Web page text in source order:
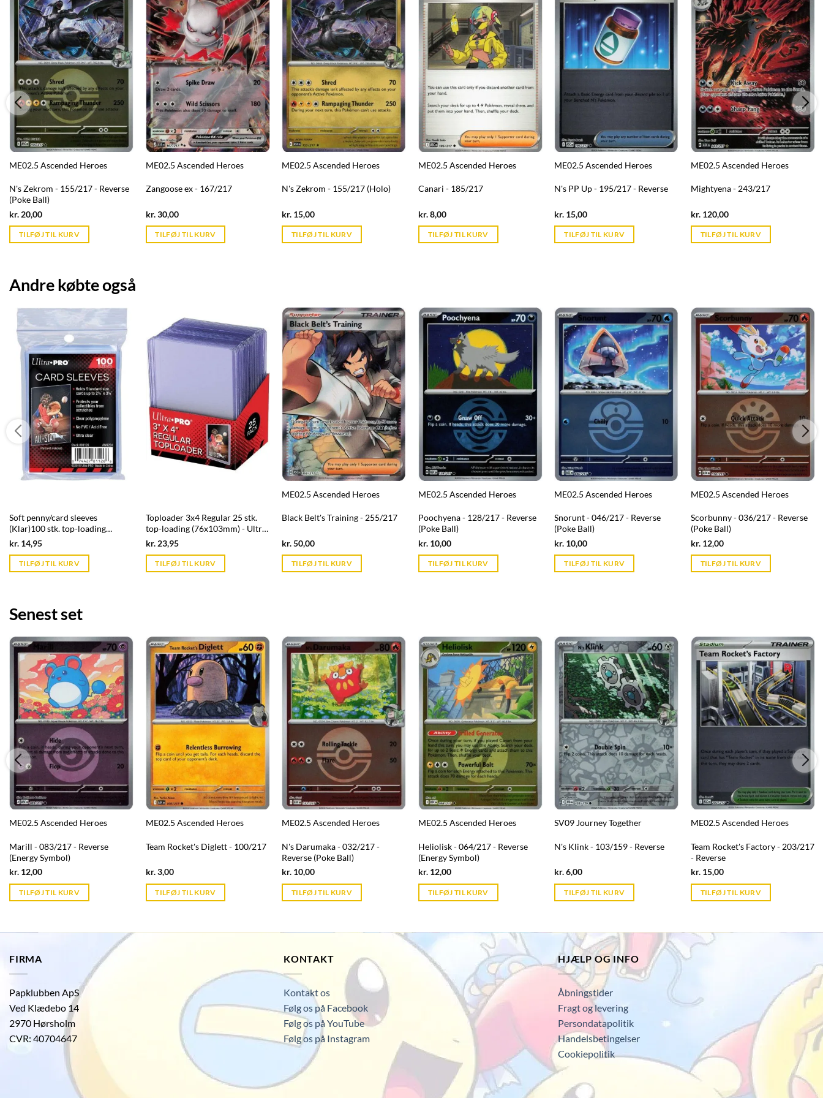
ME02.5 Ascended Heroes
N's Zekrom - 155/217 - Reverse
(Poke Ball)
kr. 20,00Current
is:
kr. 39,95.
TILFØJ TIL KURV
ME02.5 Ascended Heroes
Zangoose ex - 167/217
kr.30,00Current
is:
kr. 39,95.
TILFØJ TIL KURV
ME02.5 Ascended Heroes
N's Zekrom - 155/217 (Holo)
kr. 15,00Current
is:
kr. 39,95.
TILFØJ TIL KURV
ME02.5 Ascended Heroes
Canari - 185/217
kr.8,00Current
is:
kr. 39,95.
TILFØJ TIL KURV
ME02.5 Ascended Heroes
N's PP Up - 195/217 - Reverse
kr. 15,00Current
is:
kr. 39,95.
TILFØJ TIL KURV
ME02.5 Ascended Heroes
Mightyena - 243/217
kr.120,00Current
is:
kr. 39,95.
TILFØJ TIL KURV
Andre købte også
Soft penny/card sleeves
(Klar)100 stk. top-loading
(66,7x92mm) - Ultra Pro
kr. 14,95Current
is:
kr. 39,95.
TILFØJ TIL KURV
Toploader 3x4 Regular 25 stk.
top-loading (76x103mm) - Ultra
Pro
kr.23,95Current
is:
kr. 39,95.
TILFØJ TIL KURV
ME02.5 Ascended Heroes
Black Belt's Training - 255/217
kr.50,00Current
is:
kr. 39,95.
TILFØJ TIL KURV
ME02.5 Ascended Heroes
Poochyena - 128/217 - Reverse
(Poke Ball)
kr.10,00Current
is:
kr. 39,95.
TILFØJ TIL KURV
ME02.5 Ascended Heroes
Snorunt - 046/217 - Reverse
(Poke Ball)
kr. 10,00Current
is:
kr. 39,95.
TILFØJ TIL KURV
ME02.5 Ascended Heroes
Scorbunny - 036/217 - Reverse
(Poke Ball)
kr.12,00Current
is:
kr. 39,95.
TILFØJ TIL KURV
Senest set
ME02.5 Ascended Heroes
Marill - 083/217 - Reverse
(Energy Symbol)
kr. 12,00Current
is:
kr. 39,95.
TILFØJ TIL KURV
ME02.5 Ascended Heroes
Team Rocket's Diglett - 100/217
kr.3,00Current
is:
kr. 39,95.
TILFØJ TIL KURV
ME02.5 Ascended Heroes
N's Darumaka - 032/217 -
Reverse (Poke Ball)
kr. 10,00Current
is:
kr. 39,95.
TILFØJ TIL KURV
ME02.5 Ascended Heroes
Heliolisk - 064/217 - Reverse
(Energy Symbol)
kr.12,00Current
is:
kr. 39,95.
TILFØJ TIL KURV
SV09 Journey Together
N's Klink - 103/159 - Reverse
kr.6,00Current
is:
kr. 39,95.
TILFØJ TIL KURV
ME02.5 Ascended Heroes
Team Rocket's Factory - 203/217
- Reverse
kr.15,00Current
is:
kr. 39,95.
TILFØJ TIL KURV
FIRMA
Papklubben ApS
Ved Klædebo 14
2970 Hørsholm
CVR: 40704647
KONTAKT
Kontakt os
Følg os på Facebook
Følg os på YouTube
Følg os på Instagram
HJÆLP OG INFO
Åbningstider
Fragt og levering
Persondatapolitik
Handelsbetingelser
Cookiepolitik